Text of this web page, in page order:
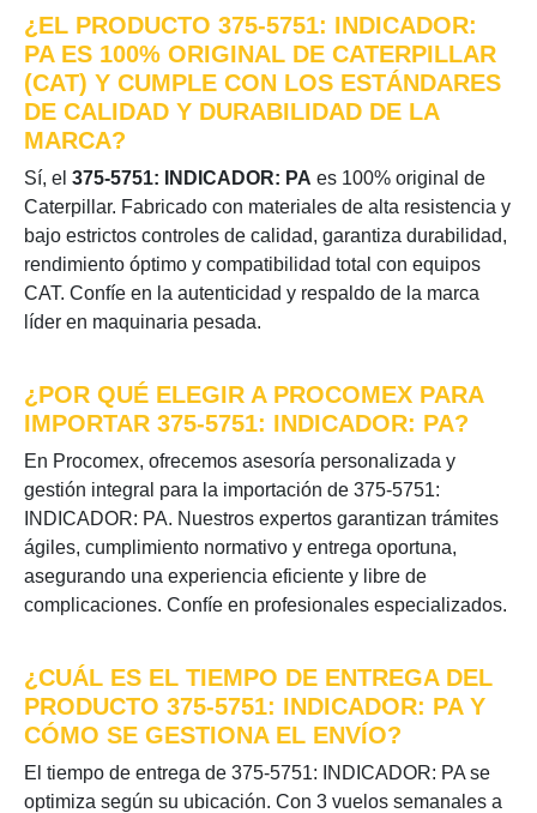
¿EL PRODUCTO 375-5751: INDICADOR:
PA ES 100% ORIGINAL DE CATERPILLAR
(CAT) Y CUMPLE CON LOS ESTÁNDARES
DE CALIDAD Y DURABILIDAD DE LA
MARCA?
Sí, el 375-5751: INDICADOR: PA es 100% original de
Caterpillar. Fabricado con materiales de alta resistencia y
bajo estrictos controles de calidad, garantiza durabilidad,
rendimiento óptimo y compatibilidad total con equipos
CAT. Confíe en la autenticidad y respaldo de la marca
líder en maquinaria pesada.
¿POR QUÉ ELEGIR A PROCOMEX PARA
IMPORTAR 375-5751: INDICADOR: PA?
En Procomex, ofrecemos asesoría personalizada y
gestión integral para la importación de 375-5751:
INDICADOR: PA. Nuestros expertos garantizan trámites
ágiles, cumplimiento normativo y entrega oportuna,
asegurando una experiencia eficiente y libre de
complicaciones. Confíe en profesionales especializados.
¿CUÁL ES EL TIEMPO DE ENTREGA DEL
PRODUCTO 375-5751: INDICADOR: PA Y
CÓMO SE GESTIONA EL ENVÍO?
El tiempo de entrega de 375-5751: INDICADOR: PA se
optimiza según su ubicación. Con 3 vuelos semanales a